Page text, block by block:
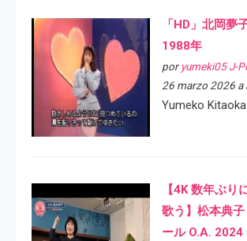
「HD」北岡
1988年
por yumeki05 J-
26 marzo 2026 a
Yumeko
【4K 数年ぶり
歌う】松本典
ール O.A. 2024